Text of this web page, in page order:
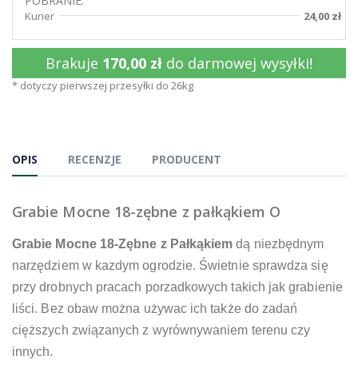
Kurier 24,00 zł
Brakuje 170,00 zł do darmowej wysyłki!
* dotyczy pierwszej przesyłki do 26kg
OPIS RECENZJE PRODUCENT
Grabie Mocne 18-zębne z pałkąkiem O
Grabie Mocne 18-Zębne z Pałkąkiem dą niezbędnym
narzędziem w kazdym ogrodzie. Świetnie sprawdza się
przy drobnych pracach porzadkowych takich jak grabienie
liści. Bez obaw można używac ich także do zadań
cięższych związanych z wyrównywaniem terenu czy
innych.